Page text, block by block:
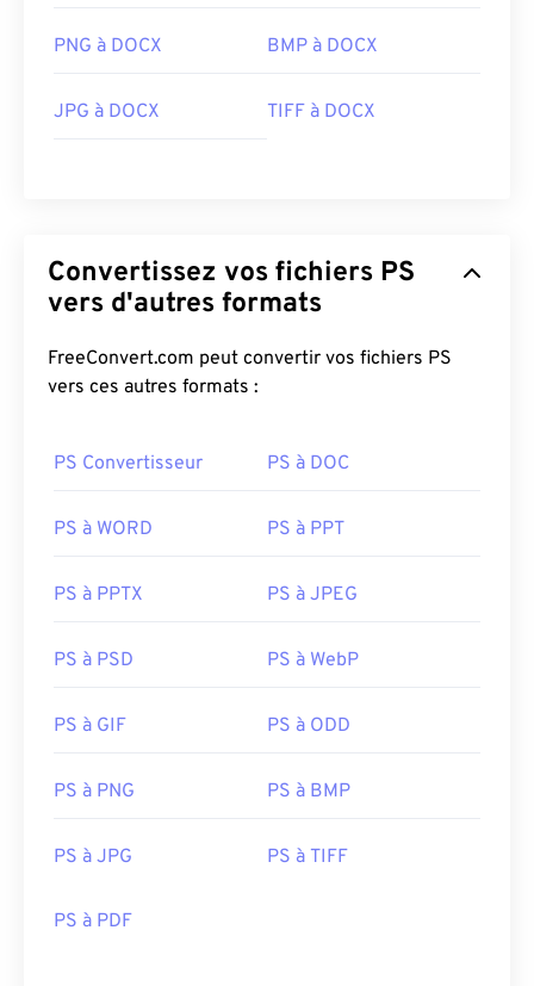
PNG à DOCX BMP à DOCX
JPG à DOCX TIFF à DOCX
Convertissez vos fichiers PS
vers d'autres formats
FreeConvert.com peut convertir vos fichiers PS
vers ces autres formats :
PS Convertisseur PS à DOC
PS à WORD PS à PPT
PS à PPTX PS à JPEG
PS à PSD PS à WebP
PS à GIF PS à ODD
PS à PNG PS à BMP
PS à JPG PS à TIFF
PS à PDF